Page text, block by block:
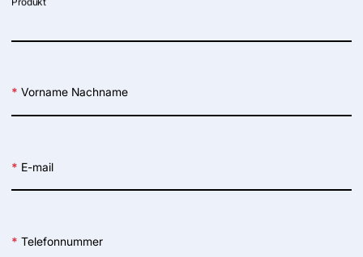
* Vorname Nachname
* E-mail
* Telefonnummer